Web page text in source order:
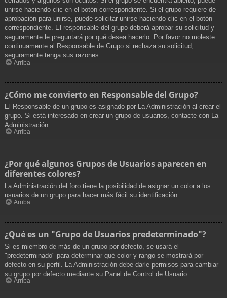
unirse haciendo clic en el botón correspondiente. Si el grupo requiere de
aprobación para unirse, puede solicitar unirse haciendo clic en el botón
correspondiente. El responsable del grupo deberá aprobar su solicitud y
seguramente le preguntará por qué desea hacerlo. Por favor no moleste
continuamente al Responsable de Grupo si rechaza su solicitud;
seguramente tenga sus razones.
Arriba
¿Cómo me convierto en Responsable del Grupo?
El Responsable de un grupo es asignado por La Administración al crear el
grupo. Si está interesado en crear un grupo de usuarios, contacte con La
Administración.
Arriba
¿Por qué algunos Grupos de Usuarios aparecen en
diferentes colores?
La Administración del foro tiene la posibilidad de asignar un color a los
usuarios de un grupo para hacer más fácil su identificación.
Arriba
¿Qué es un "Grupo de Usuarios predeterminado"?
Si es miembro de más de un grupo por defecto, se usará el
"predeterminado" para determinar qué color y rango se mostrará por
defecto en su perfil. La Administración debe darle permisos para cambiar
su grupo por defecto mediante su Panel de Control de Usuario.
Arriba